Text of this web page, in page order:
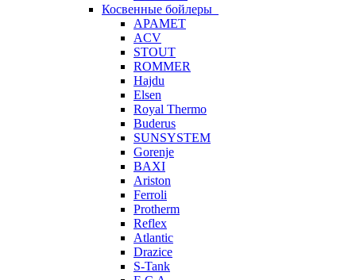
Косвенные бойлеры
APAMET
ACV
STOUT
ROMMER
Hajdu
Elsen
Royal Thermo
Buderus
SUNSYSTEM
Gorenje
BAXI
Ariston
Ferroli
Protherm
Reflex
Atlantic
Drazice
S-Tank